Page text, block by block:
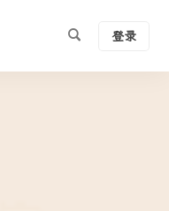
登录